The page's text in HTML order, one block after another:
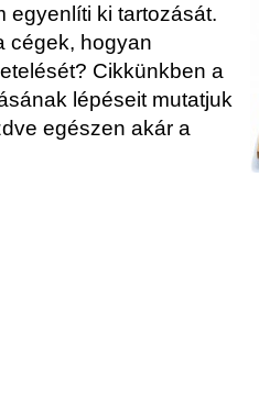
egyenlíti ki tartozását.
cégek, hogyan
Cikkünkben a
lépéseit mutatjuk
egészen akár a